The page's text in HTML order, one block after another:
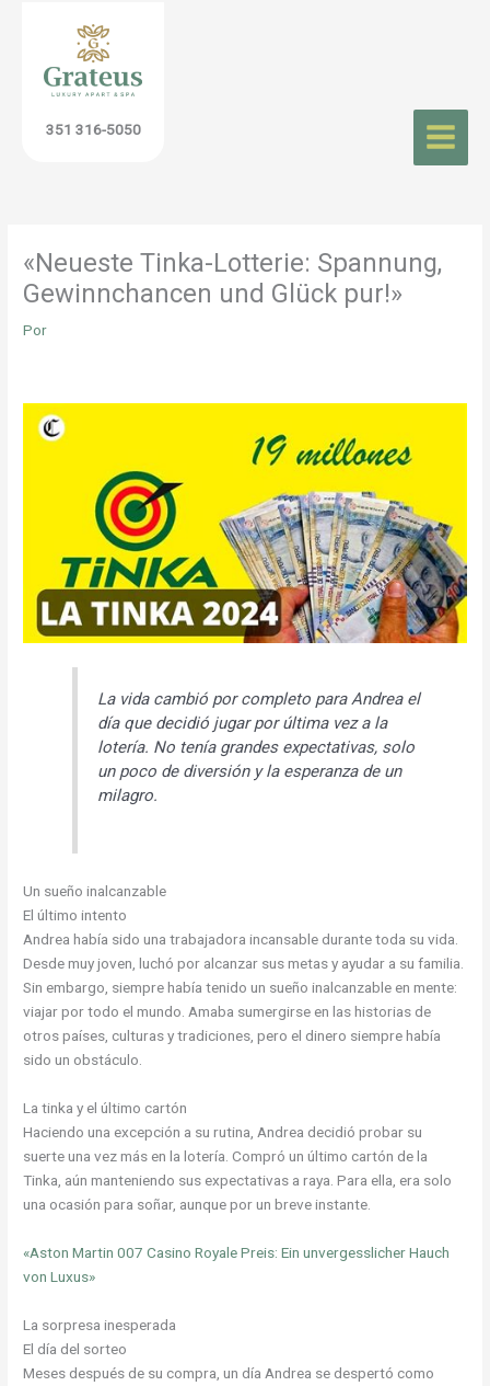
351 316-5050
«Neueste Tinka-Lotterie: Spannung,
Gewinnchancen und Glück pur!»
Por
La vida cambió por completo para Andrea el
día que decidió jugar por última vez a la
lotería. No tenía grandes expectativas, solo
un poco de diversión y la esperanza de un
milagro.
Un sueño inalcanzable
El último intento
Andrea había sido una trabajadora incansable durante toda su vida.
Desde muy joven, luchó por alcanzar sus metas y ayudar a su familia.
Sin embargo, siempre había tenido un sueño inalcanzable en mente:
viajar por todo el mundo. Amaba sumergirse en las historias de
otros países, culturas y tradiciones, pero el dinero siempre había
sido un obstáculo.
La tinka y el último cartón
Haciendo una excepción a su rutina, Andrea decidió probar su
suerte una vez más en la lotería. Compró un último cartón de la
Tinka, aún manteniendo sus expectativas a raya. Para ella, era solo
una ocasión para soñar, aunque por un breve instante.
«Aston Martin 007 Casino Royale Preis: Ein unvergesslicher Hauch
von Luxus»
La sorpresa inesperada
El día del sorteo
Meses después de su compra, un día Andrea se despertó como